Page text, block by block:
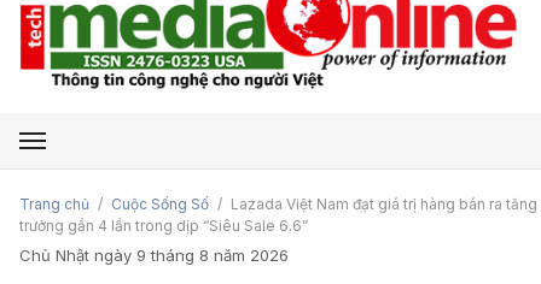
Mở menu
Trang chủ / Cuộc Sống Số / Lazada Việt Nam đạt giá trị hàng bán ra tăng
trưởng gần 4 lần trong dịp “Siêu Sale 6.6”
Chủ Nhật ngày 9 tháng 8 năm 2026